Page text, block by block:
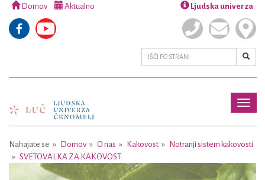
Domov Aktualno Ljudska univerza
Nahajate se Domov O nas Kakovost
Notranji sistem kakovosti
SVETOVALKA ZA KAKOVOST
Previous Next